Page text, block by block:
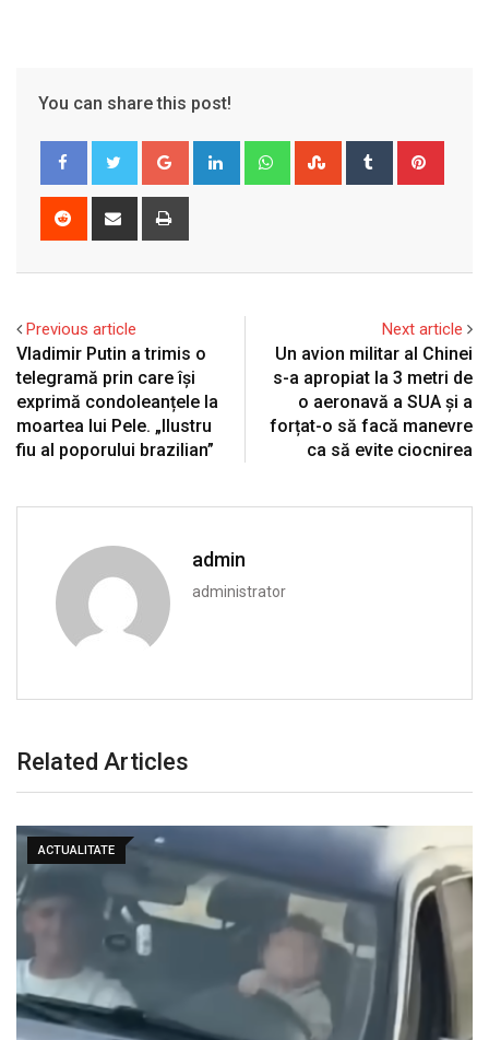
You can share this post!
Google+ LinkedIn WhatsappStumbleUpon
Tumblr
Reddit
Share
Previous article
Vladimir Putin a trimis o
telegramă prin care își
exprimă condoleanțele la
moartea lui Pele. „Ilustru
fiu al poporului brazilian”
Next article
Un avion militar al Chinei
s-a apropiat la 3 metri de
o aeronavă a SUA și a
forțat-o să facă manevre
ca să evite ciocnirea
admin
administrator
Related Articles
ACTUALITATE